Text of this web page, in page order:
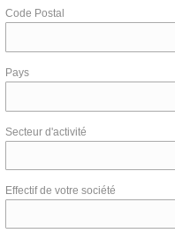
Code Postal
Pays
Secteur d'activité
Effectif de votre société